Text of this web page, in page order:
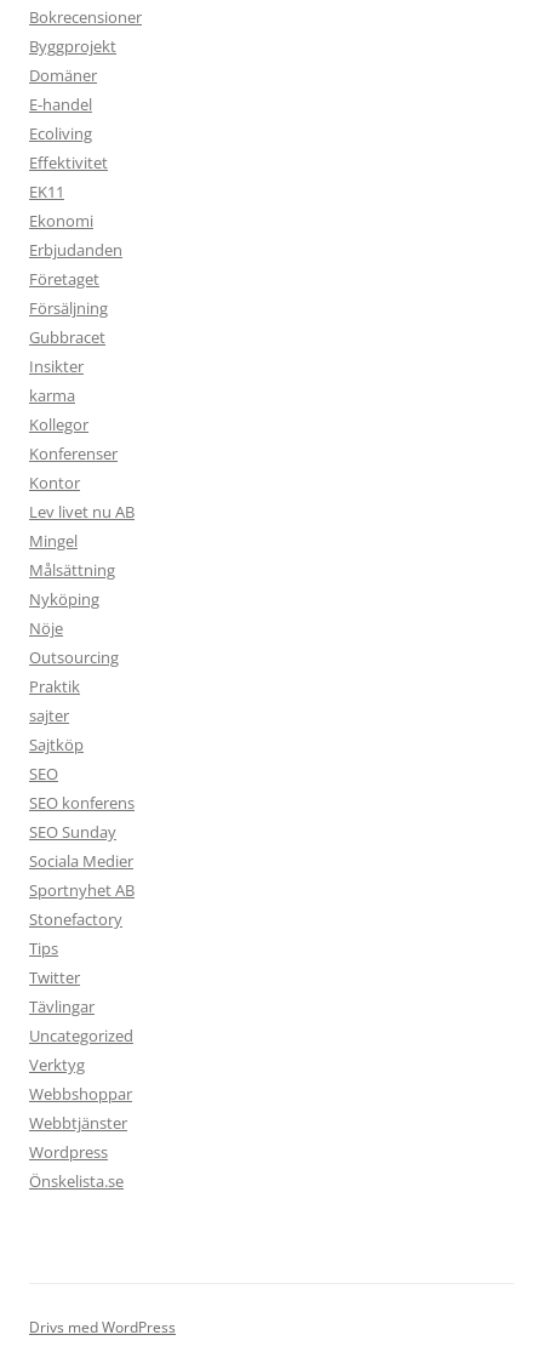
Bokrecensioner
Byggprojekt
Domäner
E-handel
Ecoliving
Effektivitet
EK11
Ekonomi
Erbjudanden
Företaget
Försäljning
Gubbracet
Insikter
karma
Kollegor
Konferenser
Kontor
Lev livet nu AB
Mingel
Målsättning
Nyköping
Nöje
Outsourcing
Praktik
sajter
Sajtköp
SEO
SEO konferens
SEO Sunday
Sociala Medier
Sportnyhet AB
Stonefactory
Tips
Twitter
Tävlingar
Uncategorized
Verktyg
Webbshoppar
Webbtjänster
Wordpress
Önskelista.se
Drivs med WordPress